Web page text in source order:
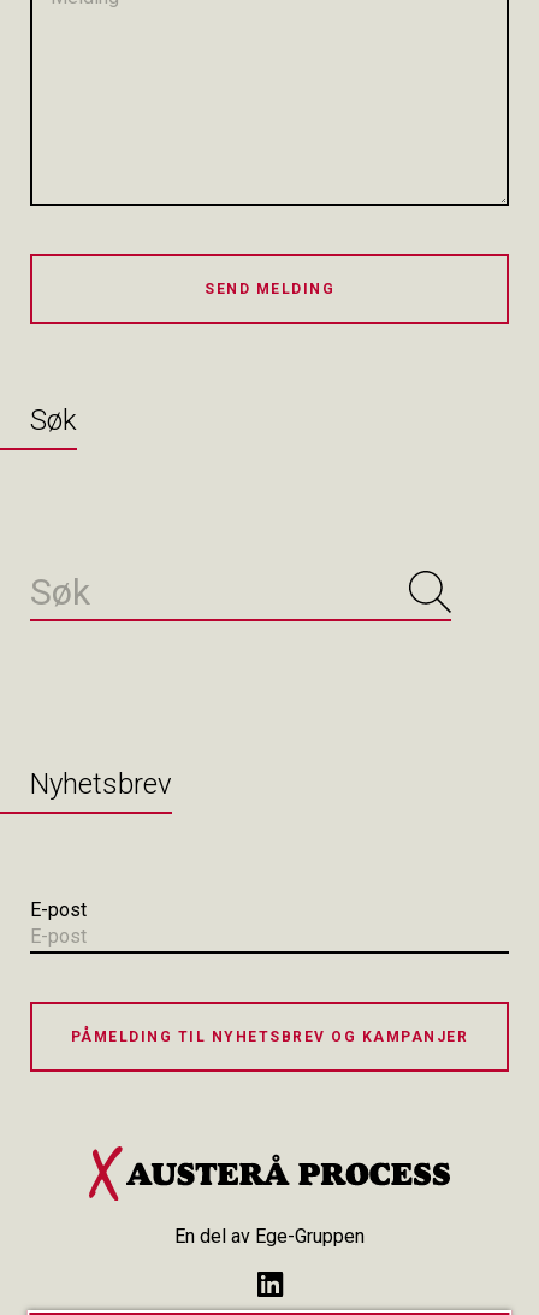
SEND MELDING
Søk
Nyhetsbrev
E-post
PÅMELDING TIL NYHETSBREV OG KAMPANJER
En del av Ege-Gruppen